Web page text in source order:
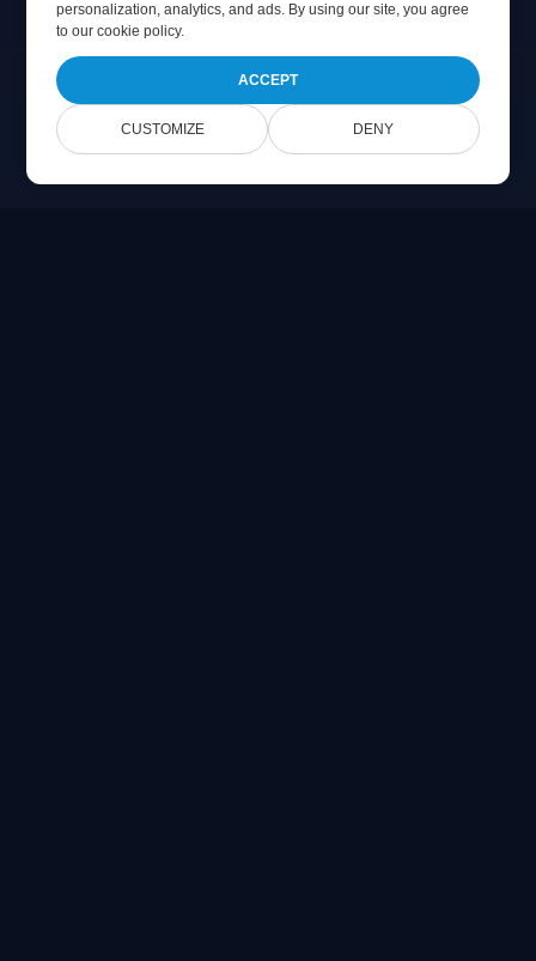
personalization, analytics, and ads. By using our site, you agree
toour cookie policy.
ACCEPT
CUSTOMIZE DENY